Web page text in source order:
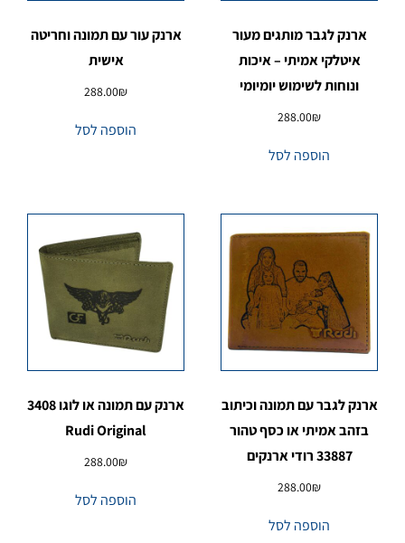
ארנק לגבר מותגים מעור
איטלקי אמיתי – איכות
ונוחות לשימוש יומיומי
288.00₪
הוספה לסל
ארנק עור עם תמונה וחריטה
אישית
288.00₪
הוספה לסל
ארנק לגבר עם תמונה וכיתוב
בזהב אמיתי או כסף טהור
33887 רודי ארנקים
288.00₪
הוספה לסל
ארנק עם תמונה או לוגו 3408
Rudi Original
288.00₪
הוספה לסל